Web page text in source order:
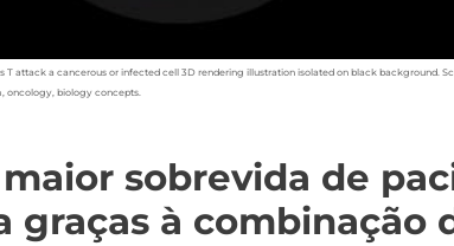
T attack a cancerous or infected cell 3D rendering illustration isolated on black background.
oncology, biology concepts.
sobrevida de
graças à combinação